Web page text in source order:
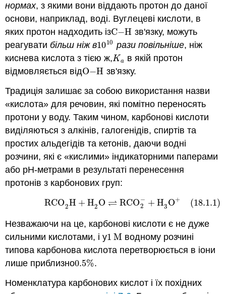
нормах, з якими вони віддають протон до даної
основи, наприклад, воді. Вуглецеві кислоти, в
яких протон надходить ізC−H
C−H зв'язку, можуть
реагувати більш ніж в1010
1010рази повільніше, ніж
киснева кислота з тією ж,Ka
Ka в якій протон
відмовляється відO−H
O−H зв'язку.
Традиція залишає за собою використання назви
«кислота» для речовин, які помітно переносять
протони у воду. Таким чином, карбонові кислоти
виділяються з алкінів, галогенідів, спиртів та
простих альдегідів та кетонів, даючи водні
розчини, які є «кислими» індикаторними паперами
або рН-метрами в результаті перенесення
протонів з карбонових груп:
RCO2H + H2O ⇌ RCO−
2
+ H3O+ (18.1.1)
(18.1.1)RCO 2H+H2O⇌RCO2 −+H3O
Незважаючи на це, карбонові кислоти є не дуже
сильними кислотами, і у1 M
1 M водному розчині
типова карбонова кислота перетворюється в іони
лише приблизно0.5%
0.5%.
Номенклатура карбонових кислот і їх похідних